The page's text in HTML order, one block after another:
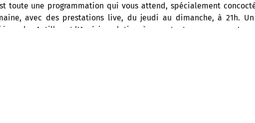
toute une programmation qui vous attend, spécialement
avec des prestations live, du jeudi au dimanche, à 21h.
les Antilles et l’Amérique latine, à ne surtout pas manquer !